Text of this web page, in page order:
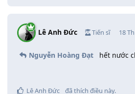
Lê Anh Đức Tiến sĩ 18
Nguyễn Hoàng Đạt hết nước
Lê Anh Đức
đã thích điều này.